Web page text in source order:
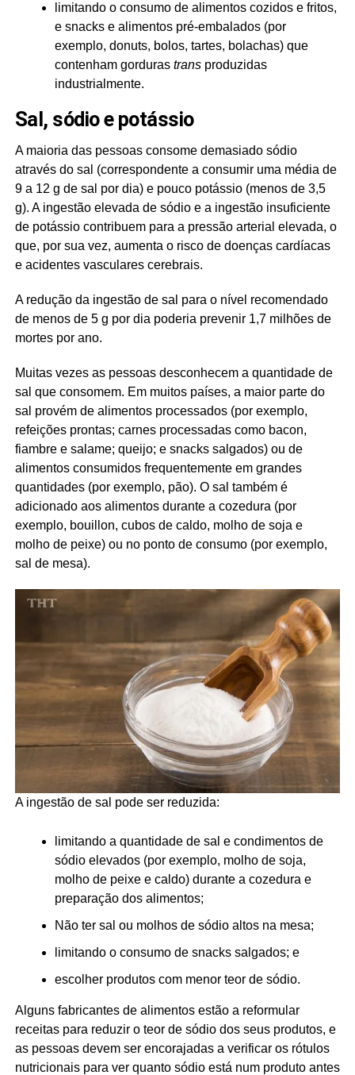
limitando o consumo de alimentos cozidos e fritos,
e snacks e alimentos pré-embalados (por
exemplo, donuts, bolos, tartes, bolachas) que
contenham gorduras transproduzidas
industrialmente.
Sal, sódio e potássio
A maioria das pessoas consome demasiado sódio
através do sal (correspondente a consumir uma média de
9 a 12 g de sal por dia) e pouco potássio (menos de 3,5
g). A ingestão elevada de sódio e a ingestão insuficiente
de potássio contribuem para a pressão arterial elevada, o
que, por sua vez, aumenta o risco de doenças cardíacas
e acidentes vasculares cerebrais.
A redução da ingestão de sal para o nível recomendado
de menos de 5 g por dia poderia prevenir 1,7 milhões de
mortes por ano.
Muitas vezes as pessoas desconhecem a quantidade de
sal que consomem. Em muitos países, a maior parte do
sal provém de alimentos processados (por exemplo,
refeições prontas; carnes processadas como bacon,
fiambre e salame; queijo; e snacks salgados) ou de
alimentos consumidos frequentemente em grandes
quantidades (por exemplo, pão). O sal também é
adicionado aos alimentos durante a cozedura (por
exemplo, bouillon, cubos de caldo, molho de soja e
molho de peixe) ou no ponto de consumo (por exemplo,
sal de mesa).
A ingestão de sal pode ser reduzida:
limitando a quantidade de sal e condimentos de
sódio elevados (por exemplo, molho de soja,
molho de peixe e caldo) durante a cozedura e
preparação dos alimentos;
Não ter sal ou molhos de sódio altos na mesa;
limitando o consumo de snacks salgados; e
escolher produtos com menor teor de sódio.
Alguns fabricantes de alimentos estão a reformular
receitas para reduzir o teor de sódio dos seus produtos, e
as pessoas devem ser encorajadas a verificar os rótulos
nutricionais para ver quanto sódio está num produto antes